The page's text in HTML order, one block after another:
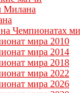
Милана
Чемпионатах
мира 2010
мира 2014
мира 2018
мира 2022
мира 2026